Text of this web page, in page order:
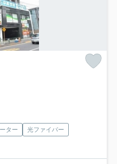
ター
光ファイバー